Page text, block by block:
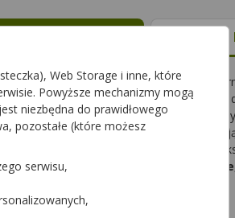
pieluszkowe, egzemy, alergie
i podrażnienia. Pielęgnacja
skórastaje się bardziej odżywiona i
Najlepiej unikać substancji
podrażnień można znaleźć: witaminy,
kremu lub
maści na zmiany skórne
Web Storage i inne, które
Powyższe mechanizmy mogą
niezbędna do prawidłowego
pozostałe (które możesz
serwisu,